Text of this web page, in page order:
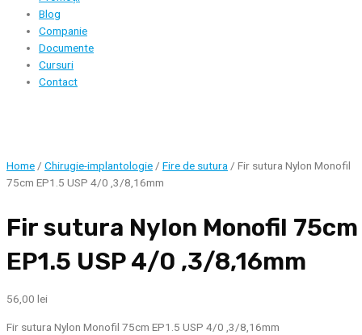
Blog
Companie
Documente
Cursuri
Contact
Home / Chirugie-implantologie / Fire de sutura / Fir sutura Nylon Monofil
75cm EP1.5 USP 4/0 ,3/8,16mm
Fir sutura Nylon Monofil 75cm
EP1.5 USP 4/0 ,3/8,16mm
56,00 lei
Fir sutura Nylon Monofil 75cm EP1.5 USP 4/0 ,3/8,16mm